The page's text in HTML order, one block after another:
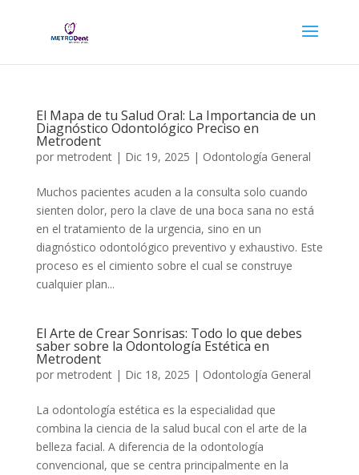
El Mapa de tu Salud Oral: La Importancia de un
Diagnóstico Odontológico Preciso en
Metrodent
por metrodent| Dic 19, 2025 | Odontología General
Muchos pacientes acuden a la consulta solo cuando
sienten dolor, pero la clave de una boca sana no está
en el tratamiento de la urgencia, sino en un
diagnóstico odontológico preventivo y exhaustivo. Este
proceso es el cimiento sobre el cual se construye
cualquier plan...
El Arte de Crear Sonrisas: Todo lo que debes
saber sobre la Odontología Estética en
Metrodent
por metrodent| Dic 18, 2025 | Odontología General
La odontología estética es la especialidad que
combina la ciencia de la salud bucal con el arte de la
belleza facial. A diferencia de la odontología
convencional, que se centra principalmente en la